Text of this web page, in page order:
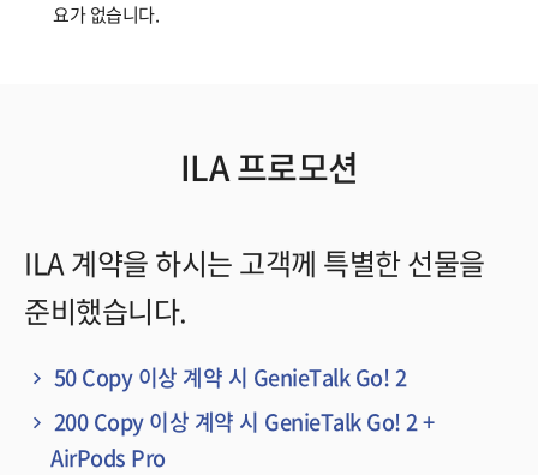
요가 없습니다.
ILA 프로모션
ILA 계약을 하시는 고객께 특별한 선물을
준비했습니다.
50 Copy 이상 계약 시 GenieTalk Go! 2
200 Copy 이상 계약 시 GenieTalk Go! 2 +
AirPods Pro